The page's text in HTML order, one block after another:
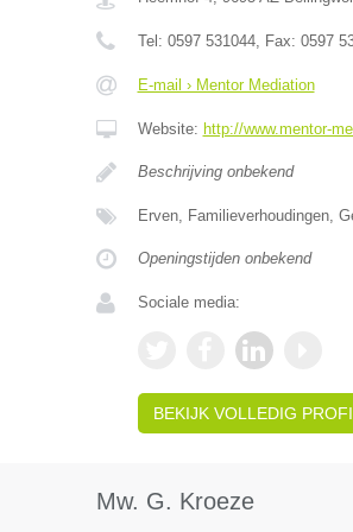
Tel: 0597 531044, Fax: 0597
E-mail › Mentor Mediation
Website: http://www.mentor-
Beschrijving onbekend
Erven, Familieverhoudingen,
Openingstijden onbekend
Sociale media:
BEKIJK VOLLEDIG
Mw. G. Kroeze